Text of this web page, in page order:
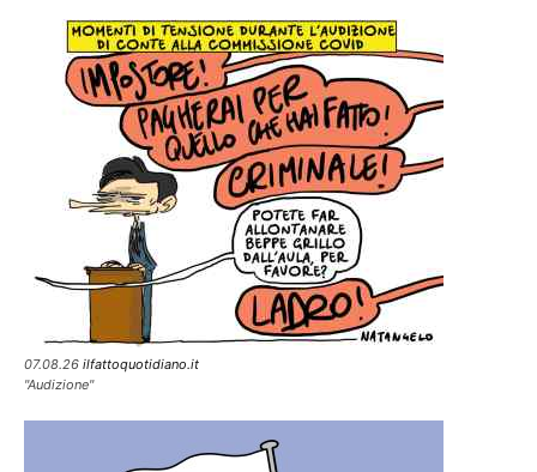
07.08.26 ilfattoquotidiano.it
"Audizione"